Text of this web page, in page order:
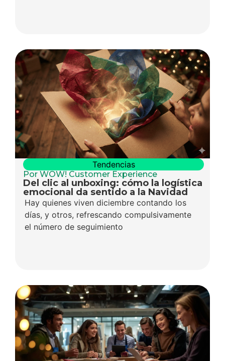
Tendencias
Por WOW! Customer Experience
Del clic al unboxing: cómo la logística
emocional da sentido a la Navidad
Hay quienes viven diciembre contando los
días, y otros, refrescando compulsivamente
el número de seguimiento